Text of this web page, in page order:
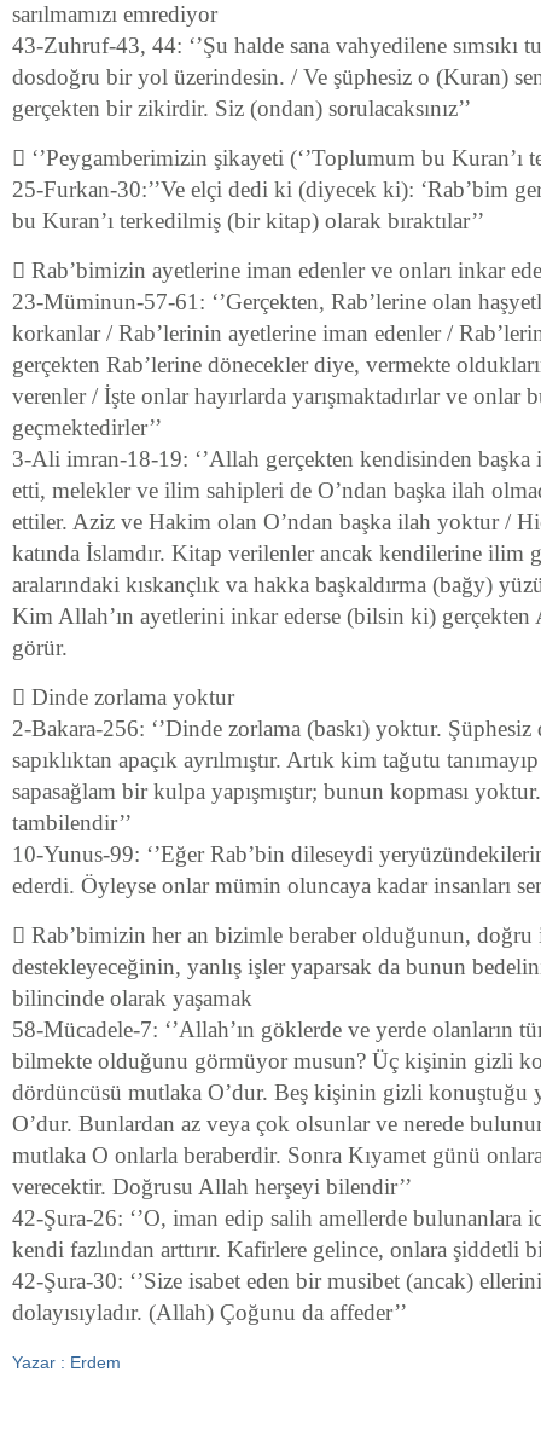
sarılmamızı emrediyor
43-Zuhruf-43, 44: ‘’Şu halde sana vahyedilene sımsıkı
dosdoğru bir yol üzerindesin. / Ve şüphesiz o (Kuran)
gerçekten bir zikirdir. Siz (ondan) sorulacaksınız’’
 ‘’Peygamberimizin şikayeti (‘’Toplumum bu Kuran’ı
25-Furkan-30:’’Ve elçi dedi ki (diyecek ki): ‘Rab’bim
bu Kuran’ı terkedilmiş (bir kitap) olarak bıraktılar’’
 Rab’bimizin ayetlerine iman edenler ve onları inkar
23-Müminun-57-61: ‘’Gerçekten, Rab’lerine olan
korkanlar / Rab’lerinin ayetlerine iman edenler /
gerçekten Rab’lerine dönecekler diye, vermekte
verenler / İşte onlar hayırlarda yarışmaktadırlar ve onlar
geçmektedirler’’
3-Ali imran-18-19: ‘’Allah gerçekten kendisinden başka
etti, melekler ve ilim sahipleri de O’ndan başka ilah
ettiler. Aziz ve Hakim olan O’ndan başka ilah yoktur /
katında İslamdır. Kitap verilenler ancak kendilerine ilim
aralarındaki kıskançlık va hakka başkaldırma (bağy)
Kim Allah’ın ayetlerini inkar ederse (bilsin ki) gerçekten
görür.
 Dinde zorlama yoktur
2-Bakara-256: ‘’Dinde zorlama (baskı) yoktur.
sapıklıktan apaçık ayrılmıştır. Artık kim tağutu
sapasağlam bir kulpa yapışmıştır; bunun kopması
tambilendir’’
10-Yunus-99: ‘’Eğer Rab’bin dileseydi
ederdi. Öyleyse onlar mümin oluncaya kadar insanları
 Rab’bimizin her an bizimle beraber olduğunun, doğru
destekleyeceğinin, yanlış işler yaparsak da bunun
bilincinde olarak yaşamak
58-Mücadele-7: ‘’Allah’ın göklerde ve yerde olanların
bilmekte olduğunu görmüyor musun? Üç kişinin gizli
dördüncüsü mutlaka O’dur. Beş kişinin gizli konuştuğu
O’dur. Bunlardan az veya çok olsunlar ve nerede
mutlaka O onlarla beraberdir. Sonra Kıyamet günü onlara
verecektir. Doğrusu Allah herşeyi bilendir’’
42-Şura-26: ‘’O, iman edip salih amellerde bulunanlara
kendi fazlından arttırır. Kafirlere gelince, onlara şiddetli
42-Şura-30: ‘’Size isabet eden bir musibet (ancak)
dolayısıyladır. (Allah) Çoğunu da affeder’’
Yazar : Erdem